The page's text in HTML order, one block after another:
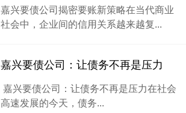
嘉兴要债公司揭密要账新策略在当代商业
社会中，企业间的信用关系越来越复...
嘉兴要债公司：让债务不再是压力
嘉兴要债公司：让债务不再是压力在社会
高速发展的今天，债务...